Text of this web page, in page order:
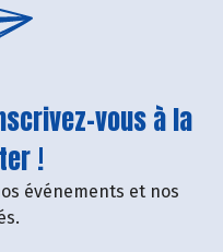
vous à la
!
événements et nos